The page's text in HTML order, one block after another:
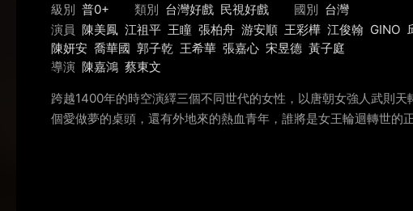
級別 普0+ 類別 台灣好戲 民視好戲 國別 台灣
演員 陳美鳳 江祖平 王瞳 張柏舟 游安順 王彩樺 江俊翰 GINO
陳妍安 喬華國 郭子乾 王希華 張嘉心 宋昱德 黃子庭
導演 陳嘉鴻 蔡東文
跨越1400年的時空演繹三個不同世代的女性，以唐朝女強人武則
個愛做夢的桌頭，還有外地來的熱血青年，誰將是女王輪迴轉世的